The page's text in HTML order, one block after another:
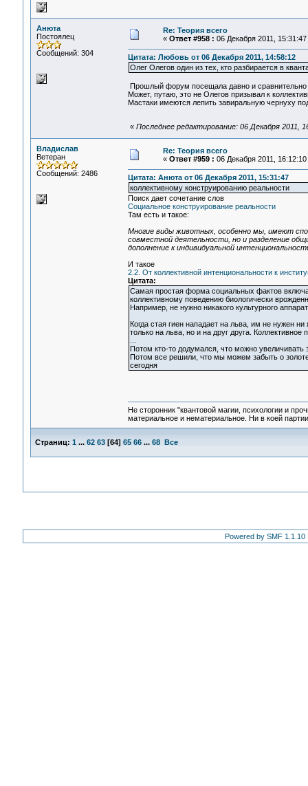
Анюта
Постоялец
Сообщений: 304
Re: Теория всего
« Ответ #958 : 06 Декабря 2011, 15:31:47
Цитата: Любовь от 06 Декабря 2011, 14:58:12
Олег Олегов один из тех, кто разбирается в
Прошлый форум посещала давно и сравнительно
Может, путаю, это не Олегов призывал к
Мастаки имеются лепить завиральную чернуху
« Последнее редактирование: 06 Декабря 2011,
Владислав
Ветеран
Сообщений: 2486
Re: Теория всего
« Ответ #959 : 06 Декабря 2011, 16:12:10
Цитата: Анюта от 06 Декабря 2011, 15:31:47
коллективному конструированию реальности
Поиск дает сочетание слов
Социальное конструирование реальности
Там есть и такое:
Многие виды животных, особенно мы, имеют
совместной деятельности, но и разделение
дополнение к индивидуальной
И такое
2.2. От коллективной интенциональности к
Цитата:
Самая простая форма социальных фактов
коллективному поведению биологически
Например, не нужно никакого культурного
Когда стая гиен нападает на льва, им не нужен
только на льва, но и на друг друга.
Потом кто-то додумался, что можно увеличивать
Потом все решили, что мы можем забыть о
сегодня
Не сторонник "квантовой магии, психологии и
материальное и нематериальное. Ни в коей
Страниц: 1 ... 62 63[64] 65 66 ... 68 Все
Powered by SMF 1.1.10